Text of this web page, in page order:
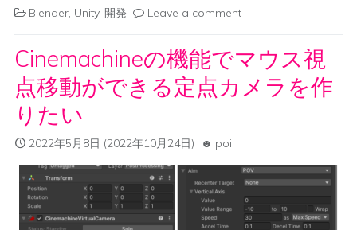
Blender, Unity, 開発 Leave a comment
Cinemachineの機能でマウス視
点移動ができる定点カメラを作
りたい
2022年5月8日 (2022年10月24日) poi